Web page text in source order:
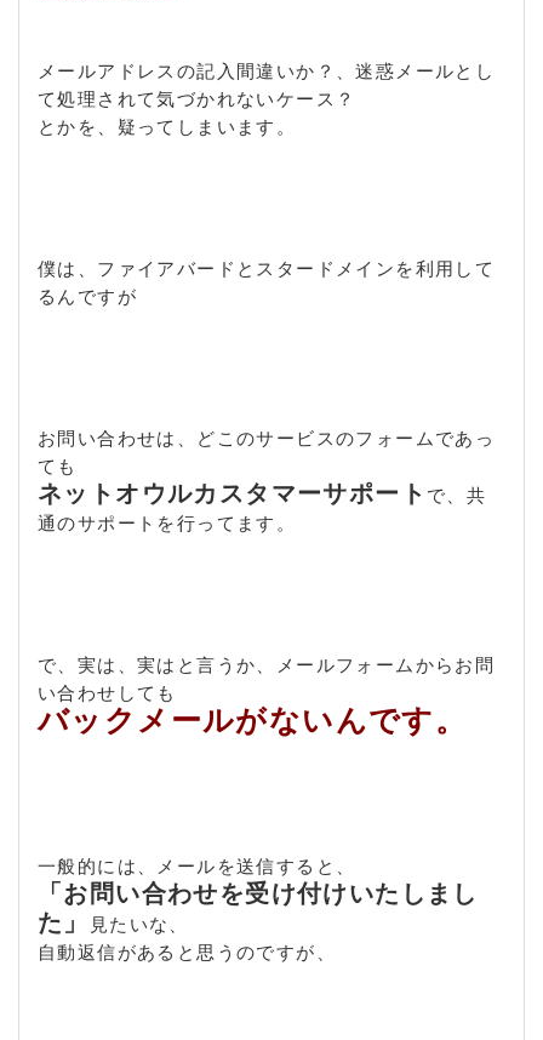
メールアドレスの記入間違いか？、迷惑メールとし
て処理されて気づかれないケース？
とかを、疑ってしまいます。
僕は、ファイアバードとスタードメインを利用して
るんですが
お問い合わせは、どこのサービスのフォームであっ
ても
ネットオウルカスタマーサポート で、共
通のサポートを行ってます。
で、実は、実はと言うか、メールフォームからお問
い合わせしても
バックメールがないんです。
一般的には、メールを送信すると、
「お問い合わせを受け付けいたしまし
た」
見たいな、
自動返信があると思うのですが、